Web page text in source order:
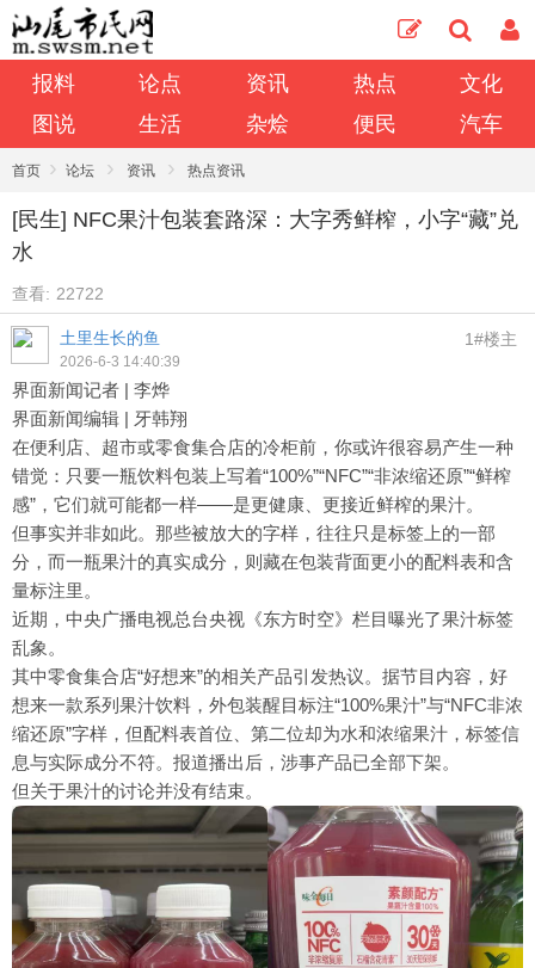
报料 论点 资讯 热点
文化
图说
生活 杂烩 便民 汽车
首页 › 论坛 › 资讯 › 热点资讯
[民生] NFC果汁包装套路深：大字秀鲜榨，小字“藏”兑
水
查看: 22722
土里生长的鱼
2026-6-3 14:40:39
1#楼主
界面新闻记者 | 李烨
界面新闻编辑 | 牙韩翔
在便利店、超市或零食集合店的冷柜前，你或许很容易产生一种
错觉：只要一瓶饮料包装上写着“100%”“NFC”“非浓缩还原”“鲜榨
感”，它们就可能都一样——是更健康、更接近鲜榨的果汁。
但事实并非如此。那些被放大的字样，往往只是标签上的一部
分，而一瓶果汁的真实成分，则藏在包装背面更小的配料表和含
量标注里。
近期，中央广播电视总台央视《东方时空》栏目曝光了果汁标签
乱象。
其中零食集合店“好想来”的相关产品引发热议。据节目内容，好
想来一款系列果汁饮料，外包装醒目标注“100%果汁”与“NFC非浓
缩还原”字样，但配料表首位、第二位却为水和浓缩果汁，标签信
息与实际成分不符。报道播出后，涉事产品已全部下架。
但关于果汁的讨论并没有结束。